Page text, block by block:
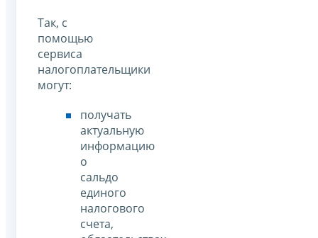
Так, с
помощью
сервиса
налогоплательщики
могут:
получать
актуальную
информацию
о
сальдо
единого
налогового
счета,